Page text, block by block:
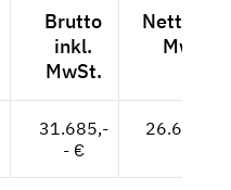
Brutto
inkl.
MwSt.
Netto
MwSt.
31.685,-
- €
26.626,--